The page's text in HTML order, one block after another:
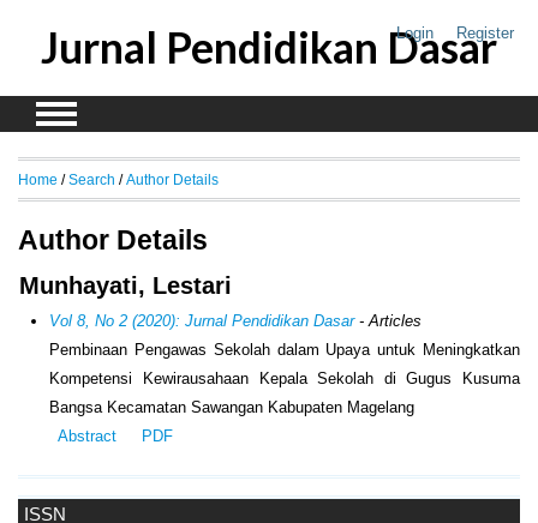
Login Register
Jurnal Pendidikan Dasar
ISSN
Home / Search / Author Details
Author Details
Munhayati, Lestari
Vol 8, No 2 (2020): Jurnal Pendidikan Dasar- Articles
Pembinaan Pengawas Sekolah dalam Upaya untuk Meningkatkan
Kompetensi Kewirausahaan Kepala Sekolah di Gugus Kusuma
Bangsa Kecamatan Sawangan Kabupaten Magelang
Abstract
PDF